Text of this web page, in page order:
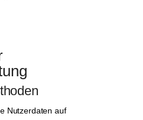
Nutzerdaten auf